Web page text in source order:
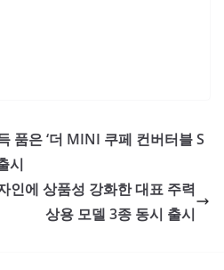
품은 ‘더 MINI 쿠페 컨버터블 S
시
인에 상품성 강화한 대표 주력
상용 모델 3종 동시 출시